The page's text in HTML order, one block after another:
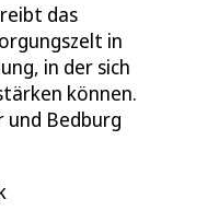
das
in
in der sich
können.
und Bedburg